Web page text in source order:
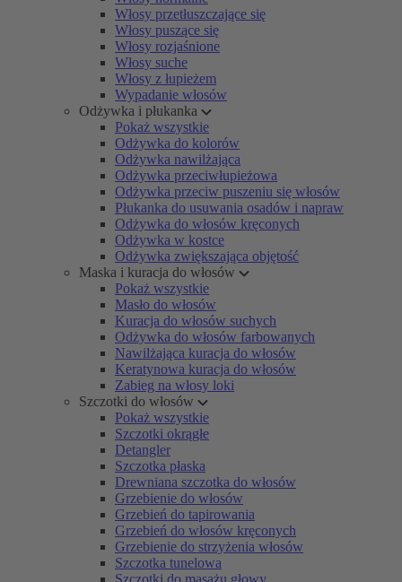
Włosy przetłuszczające się
Włosy puszące się
Włosy rozjaśnione
Włosy suche
Włosy z łupieżem
Wypadanie włosów
Odżywka i płukanka
Pokaż wszystkie
Odżywka do kolorów
Odżywka nawilżająca
Odżywka przeciwłupieżowa
Odżywka przeciw puszeniu się włosów
Płukanka do usuwania osadów i napraw
Odżywka do włosów kręconych
Odżywka w kostce
Odżywka zwiększająca objętość
Maska i kuracja do włosów
Pokaż wszystkie
Masło do włosów
Kuracja do włosów suchych
Odżywka do włosów farbowanych
Nawilżająca kuracja do włosów
Keratynowa kuracja do włosów
Zabieg na włosy loki
Szczotki do włosów
Pokaż wszystkie
Szczotki okrągłe
Detangler
Szczotka płaska
Drewniana szczotka do włosów
Grzebienie do włosów
Grzebień do tapirowania
Grzebień do włosów kręconych
Grzebienie do strzyżenia włosów
Szczotka tunelowa
Szczotki do masażu głowy